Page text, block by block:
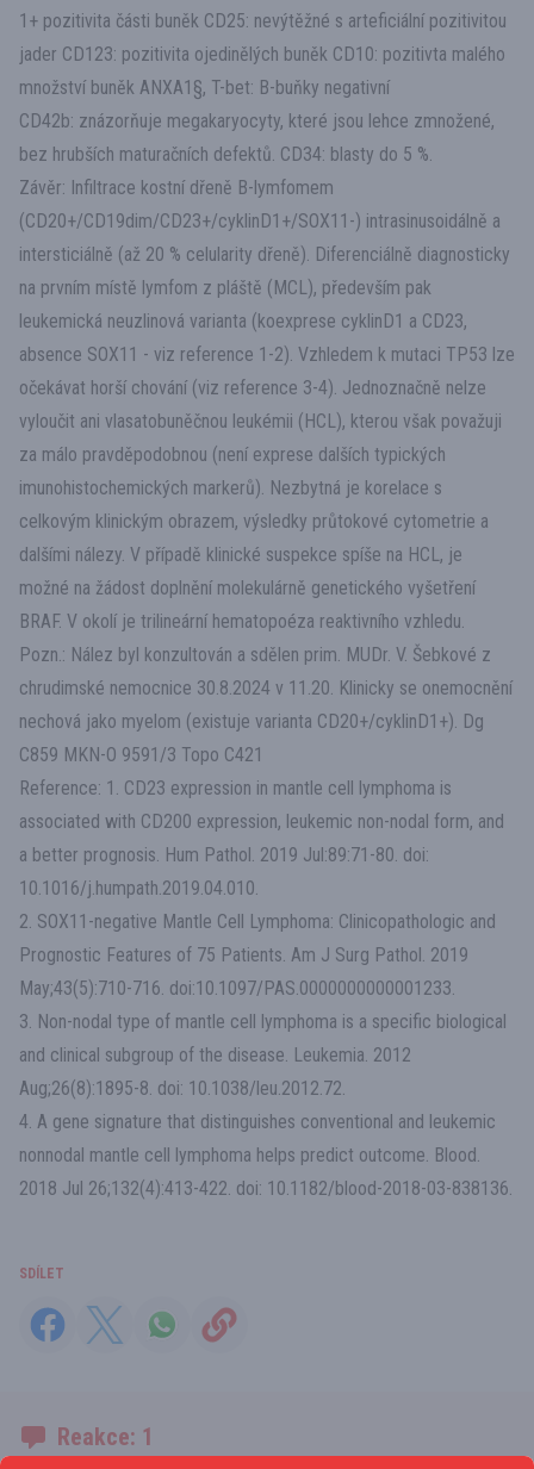
1+ pozitivita části buněk CD25: nevýtěžné s arteficiální pozitivitou
jader CD123: pozitivita ojedinělých buněk CD10: pozitivta malého
množství buněk ANXA1§, T-bet: B-buňky negativní
CD42b: znázorňuje megakaryocyty, které jsou lehce zmnožené,
bez hrubších maturačních defektů. CD34: blasty do 5 %.
Závěr: Infiltrace kostní dřeně B-lymfomem
(CD20+/CD19dim/CD23+/cyklinD1+/SOX11-) intrasinusoidálně a
intersticiálně (až 20 % celularity dřeně). Diferenciálně diagnosticky
na prvním místě lymfom z pláště (MCL), především pak
leukemická neuzlinová varianta (koexprese cyklinD1 a CD23,
absence SOX11 - viz reference 1-2). Vzhledem k mutaci TP53 lze
očekávat horší chování (viz reference 3-4). Jednoznačně nelze
vyloučit ani vlasatobuněčnou leukémii (HCL), kterou však považuji
za málo pravděpodobnou (není exprese dalších typických
imunohistochemických markerů). Nezbytná je korelace s
celkovým klinickým obrazem, výsledky průtokové cytometrie a
dalšími nálezy. V případě klinické suspekce spíše na HCL, je
možné na žádost doplnění molekulárně genetického vyšetření
BRAF. V okolí je trilineární hematopoéza reaktivního vzhledu.
Pozn.: Nález byl konzultován a sdělen prim. MUDr. V. Šebkové z
chrudimské nemocnice 30.8.2024 v 11.20. Klinicky se onemocnění
nechová jako myelom (existuje varianta CD20+/cyklinD1+). Dg
C859 MKN-O 9591/3 Topo C421
Reference: 1. CD23 expression in mantle cell lymphoma is
associated with CD200 expression, leukemic non-nodal form, and
a better prognosis. Hum Pathol. 2019 Jul:89:71-80. doi:
10.1016/j.humpath.2019.04.010.
2. SOX11-negative Mantle Cell Lymphoma: Clinicopathologic and
Prognostic Features of 75 Patients. Am J Surg Pathol. 2019
May;43(5):710-716. doi:10.1097/PAS.0000000000001233.
3. Non-nodal type of mantle cell lymphoma is a specific biological
and clinical subgroup of the disease. Leukemia. 2012
Aug;26(8):1895-8. doi: 10.1038/leu.2012.72.
4. A gene signature that distinguishes conventional and leukemic
nonnodal mantle cell lymphoma helps predict outcome. Blood.
2018 Jul 26;132(4):413-422. doi: 10.1182/blood-2018-03-838136.
SDÍLET
Reakce: 1